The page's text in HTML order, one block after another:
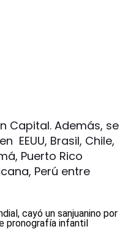
Capital. Además, se
EEUU, Brasil, Chile,
Puerto Rico
Perú entre